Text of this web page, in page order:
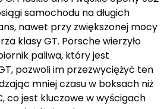
samochodu na długich
nawet przy zwiększonej mocy
klasy GT. Porsche wierzyło
paliwa, który jest
pozwoli im przezwyciężyć ten
mniej czasu w boksach niż
co jest kluczowe w wyścigach